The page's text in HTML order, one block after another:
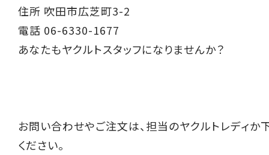
住所 吹田市広芝町3-2
電話 06-6330-1677
あなたもヤクルトスタッフになりませんか？
お問い合わせやご注文は、担当のヤクルトレディか
ください。